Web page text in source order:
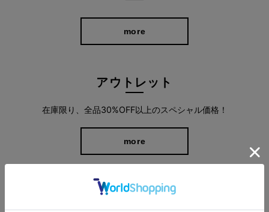
独自のパターンカッティングで、脚が前に出やすいように設計し
きり見せながらも、ストレスフリーに着用していただけます。
ったり。
糸の中側を空洞にした「中空糸」を使用しているので、見た目よ
りも軽いのが特徴。空気の層があるので夏は涼しく冬は暖かいの
が魅力です。
シーンや季節問わず長く着用していただけます。
more
アウトレット
在庫限り、全品30%OFF以上のスペシャル価格！
more
スタッフブログ